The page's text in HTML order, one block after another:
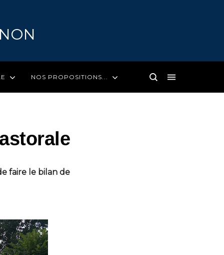
NOS PROPOSITIONS...
faire le bilan de